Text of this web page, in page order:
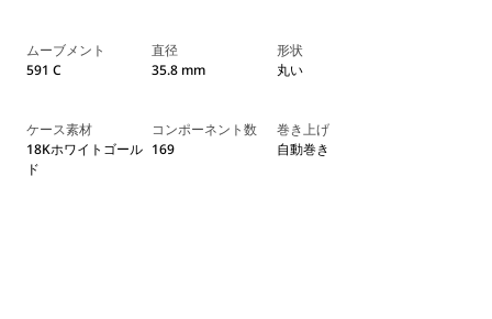
ムーブメント
591 C
直径
35.8 mm
形状
丸い
ケース素材
18Kホワイトゴール
ド
コンポーネント数
169
巻き上げ
自動巻き